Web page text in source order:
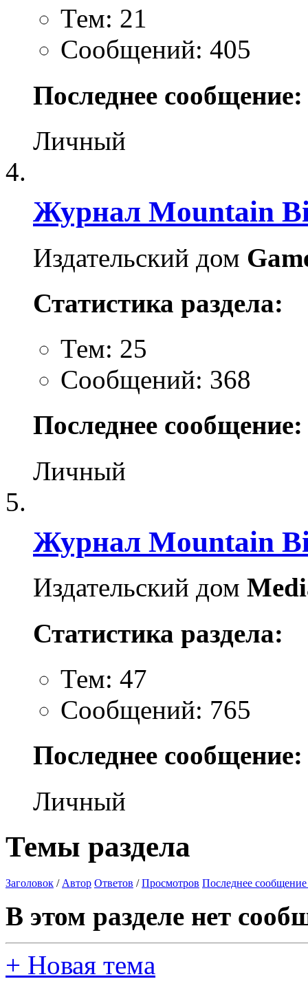
Тем: 21
Сообщений: 405
Последнее сообщение:
Личный
Журнал Mountain
Издательский дом
Статистика раздела:
Тем: 25
Сообщений: 368
Последнее сообщение:
Личный
Журнал Mountain
Издательский дом
Статистика раздела:
Тем: 47
Сообщений: 765
Последнее сообщение:
Личный
Темы раздела
Заголовок / Автор Ответов /Просмотров Последнее сообщение
В этом разделе нет
+ Новая тема